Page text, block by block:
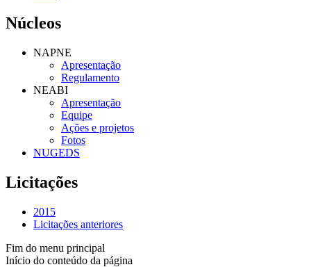
Núcleos
NAPNE
Apresentação
Regulamento
NEABI
Apresentação
Equipe
Ações e projetos
Fotos
NUGEDS
Licitações
2015
Licitações anteriores
Fim do menu principal
Início do conteúdo da página